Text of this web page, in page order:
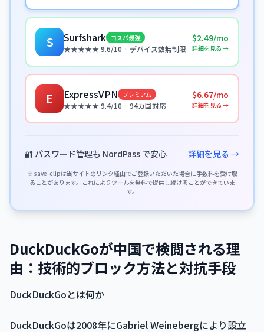
S Surfshark コスパ最強
★★★★★ 9.6/10 · デバイス数無制限
$2.49/mo
詳細を見る →
E ExpressVPN プレミアム
★★★★★ 9.4/10 · 94カ国対応
$6.67/mo
詳細を見る →
🔐 パスワード管理も NordPass で安心 詳細を見る →
※ save-clipは当サイトのリンク経由でご登録いただいた場合に手数料を受け取
ることがあります。これによりツールを無料で提供し続けることができていま
す。
DuckDuckGoが中国で検閲される理
由：技術的ブロック方法と対抗手段
DuckDuckGoとは何か
DuckDuckGoは2008年にGabriel Weinebergにより設立